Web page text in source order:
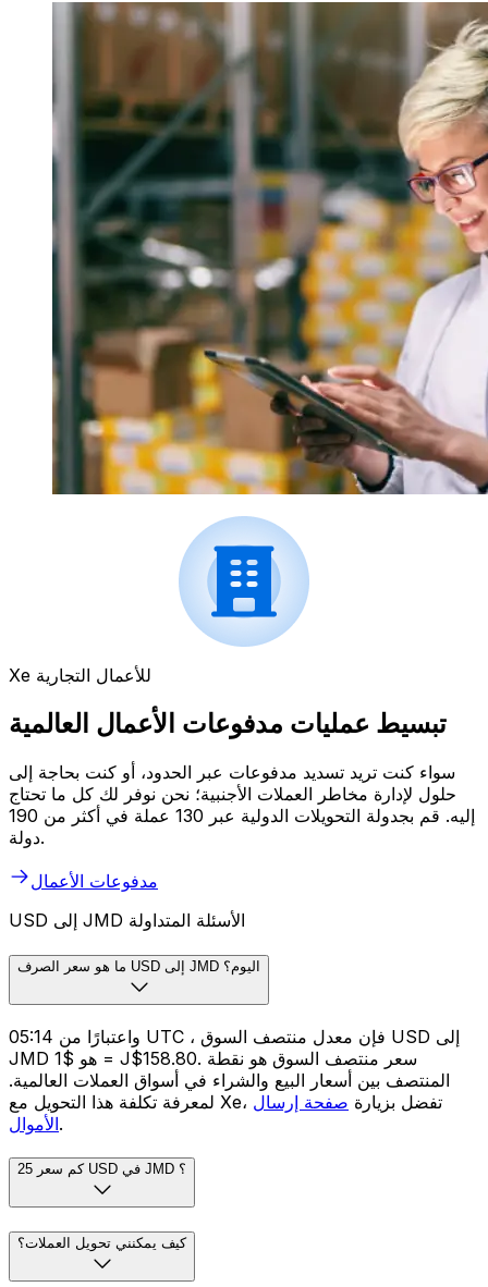
Xe للأعمال التجارية
تبسيط عمليات مدفوعات الأعمال العالمية
سواء كنت تريد تسديد مدفوعات عبر الحدود، أو كنت بحاجة إلى
حلول لإدارة مخاطر العملات الأجنبية؛ نحن نوفر لك كل ما تحتاج
إليه. قم بجدولة التحويلات الدولية عبر 130 عملة في أكثر من 190
دولة.
مدفوعات الأعمال
USD إلى JMD الأسئلة المتداولة
ما هو سعر الصرف USD إلى JMD اليوم؟
واعتبارًا من 05:14 UTC ، فإن معدل منتصف السوق USD إلى
JMD هو $1 = J$158.80. سعر منتصف السوق هو نقطة
المنتصف بين أسعار البيع والشراء في أسواق العملات العالمية.
لمعرفة تكلفة هذا التحويل مع Xe، تفضل بزيارة صفحة إرسال
الأموال.
كم سعر 25 USD في JMD ؟
كيف يمكنني تحويل العملات؟